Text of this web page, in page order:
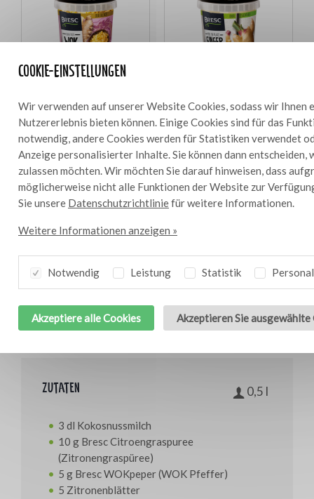
Cookie-Einstellungen
Wir verwenden auf unserer Website Cookies, sodass wir Ihnen
Nutzererlebnis bieten können. Einige Cookies sind für das
notwendig, andere Cookies werden für Statistiken verwendet
Anzeige personalisierter Inhalte. Sie können dann entscheiden,
zulassen möchten. Wir möchten Sie darauf hinweisen, dass
möglicherweise nicht alle Funktionen der Website zur
Sie unsere Datenschutzrichtliniefür weitere Informationen.
Weitere Informationen anzeigen »
Notwendig Leistung Statistik
Akzeptiere alle Cookies Akzeptieren Sie ausgewählte
Bresc Ingwer & Limette WOK
450g
Bresc Ingwerpüree 450g
Bresc Zitronengraspüree 450g
Zutaten 0,5 l
3 dl Kokosnussmilch
10 g Bresc Citroengraspuree
(Zitronengraspüree)
5 g Bresc WOKpeper (WOK Pfeffer)
5 Zitronenblätter